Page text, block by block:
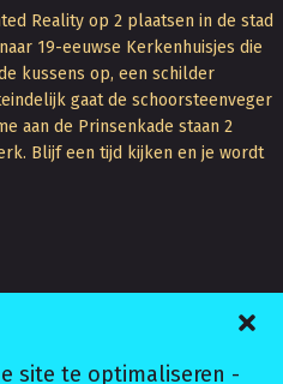
site te optimaliseren -
Reality op 2 plaatsen in de stad
19-eeuwse Kerkenhuisjes die
kussens op, een schilder
gaat de schoorsteenveger
aan de Prinsenkade staan 2
Blijf een tijd kijken en je wordt